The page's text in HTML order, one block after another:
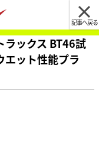
記事へ戻る
ックス BT46試
エット性能プラ